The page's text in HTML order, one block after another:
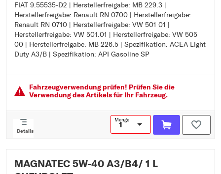
FIAT 9.55535-D2 | Herstellerfreigabe: MB 229.3 |
Herstellerfreigabe: Renault RN 0700 | Herstellerfreigabe:
Renault RN 0710 | Herstellerfreigabe: VW 501 01 |
Herstellerfreigabe: VW 501.01 | Herstellerfreigabe: VW 505
00 | Herstellerfreigabe: MB 226.5 | Spezifikation: ACEA Light
Duty A3/B | Spezifikation: API Gasoline SP
Inhalt [Liter]: 1
Viskositätsklasse nach SAE: 10W-40
Herstellerfreigabe: FIAT 9.55535-D2
Herstellerfreigabe: MB 229.3
Herstellerfreigabe: Renault RN 0700
Herstellerfreigabe: Renault RN 0710
Herstellerfreigabe: VW 501.01
Herstellerfreigabe: VW 505 00
Herstellerfreigabe: MB 226.5
Spezifikation: API Gasoline SP
Fahrzeugver­wendung prüfen! Prüfen Sie die
Verwendung des Artikels für Ihr Fahrzeug.
Details
Menge
MAGNATEC 5W-40 A3/B4/ 1 L